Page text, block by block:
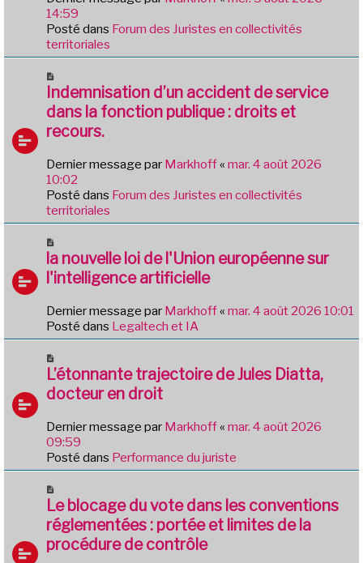
e
a
u
m
e
a
g
e
14:59
Posté dans Forum des Juristes en collectivités
territoriales
o
u
v
e
u
m
e
s
s
g
e
Indemnisation d’un accident de service
dans la fonction publique : droits et
recours.
Dernier message par Markhoff« mar. 4 août 2026
10:02
Posté dans Forum des Juristes en collectivités
territoriales
o
u
v
a
u
s
s
g
e
la nouvelle loi de l'Union européenne sur
l'intelligence artificielle
Dernier message par Markhoff« mar. 4 août 2026 10:01
Posté dans Legaltech et IA
o
u
v
a
u
m
s
a
g
L’étonnante trajectoire de Jules Diatta,
docteur en droit
Dernier message par Markhoff« mar. 4 août 2026
09:59
Posté dans Performance du juriste
o
u
v
e
Le blocage du vote dans les conventions
réglementées : portée et limites de la
procédure de contrôle